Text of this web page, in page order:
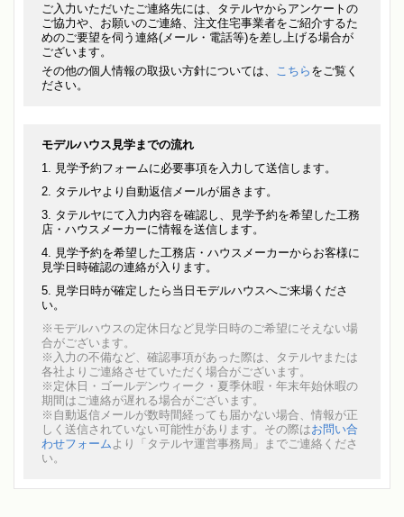
ご入力いただいたご連絡先には、タテルヤからアンケートの
ご協力や、お願いのご連絡、注文住宅事業者をご紹介するた
めのご要望を伺う連絡(メール・電話等)を差し上げる場合が
ございます。
その他の個人情報の取扱い方針については、
こちら をご覧く
ださい。
モデルハウス見学までの流れ
見学予約フォームに必要事項を入力して送信します。
タテルヤより自動返信メールが届きます。
タテルヤにて入力内容を確認し、見学予約を希望した工務
店・ハウスメーカーに情報を送信します。
見学予約を希望した工務店・ハウスメーカーからお客様に
見学日時確認の連絡が入ります。
見学日時が確定したら当日モデルハウスへご来場くださ
い。
※モデルハウスの定休日など見学日時のご希望にそえない場
合がございます。
※入力の不備など、確認事項があった際は、タテルヤまたは
各社よりご連絡させていただく場合がございます。
※定休日・ゴールデンウィーク・夏季休暇・年末年始休暇の
期間はご連絡が遅れる場合がございます。
※自動返信メールが数時間経っても届かない場合、情報が正
しく送信されていない可能性があります。その際はお問い合
わせフォーム より「タテルヤ運営事務局」までご連絡くださ
い。